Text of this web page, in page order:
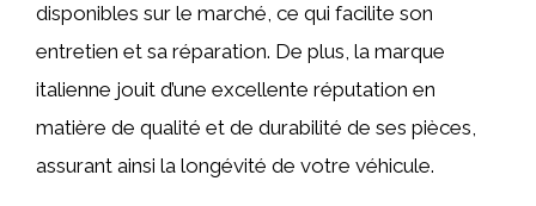
disponibles sur le marché, ce qui facilite son
entretien et sa réparation. De plus, la marque
italienne jouit d’une excellente réputation en
matière de qualité et de durabilité de ses pièces,
assurant ainsi la longévité de votre véhicule.